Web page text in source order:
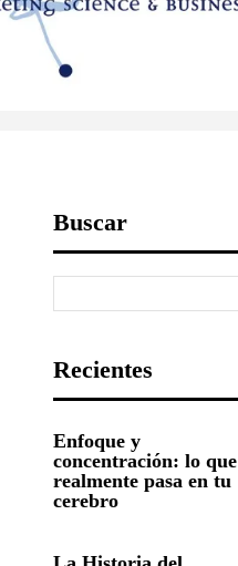
Buscar
Recientes
Enfoque y
concentración: lo que
realmente pasa en tu
cerebro